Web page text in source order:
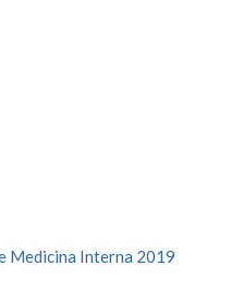
Medicina Interna 2019